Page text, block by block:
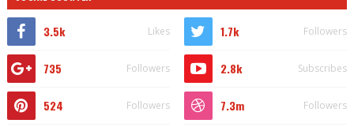
3.5k Likes 1.7k Followers
735 Followers 2.8k Subscribes
524 Followers 7.3m Followers